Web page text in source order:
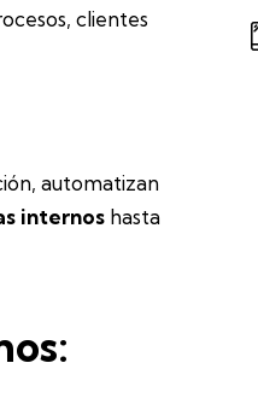
clientes
automatizan
internos hasta